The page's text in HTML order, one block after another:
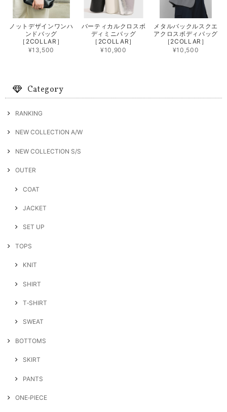
ノットデザインワンハ
ンドバッグ
［2COLLAR］
¥13,500
バーティカルクロスボ
ディミニバッグ
［2COLLAR］
¥10,900
メタルバックルスクエ
アクロスボディバッグ
［2COLLAR］
¥10,500
Category
RANKING
NEW COLLECTION A/W
NEW COLLECTION S/S
OUTER
COAT
JACKET
SET UP
TOPS
KNIT
SHIRT
T‐SHIRT
SWEAT
BOTTOMS
SKIRT
PANTS
ONE‐PIECE